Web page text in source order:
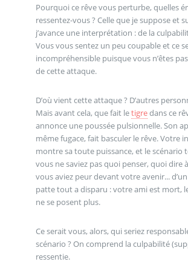
Pourquoi ce rêve vous perturbe, quelles
ressentez-vous ? Celle que je suppose et
j’avance une interprétation : de la
Vous vous sentez un peu coupable et ce
incompréhensible puisque vous n’êtes
de cette attaque.
D’où vient cette attaque ? D’autres
Mais avant cela, que fait letigredans ce
annonce une poussée pulsionnelle. Son
même fugace, fait basculer le rêve. Votre
montre sa toute puissance, et le scénario
vous ne saviez pas quoi penser, quoi dire
vous aviez peur devant votre avenir...
patte tout a disparu : votre ami est mort,
ne se posent plus.
Ce serait vous, alors, qui seriez
scénario ? On comprend la culpabilité
ressentie.